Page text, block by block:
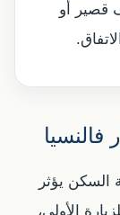
قصير أو
السكن يؤثر
الأولى،